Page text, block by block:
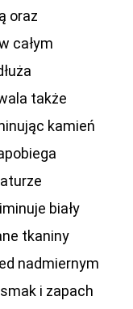
oraz
całym
także
kamień
biały
tkaniny
nadmiernym
i zapach